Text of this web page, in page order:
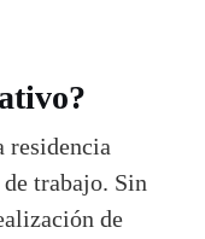
residencia
trabajo. Sin
de